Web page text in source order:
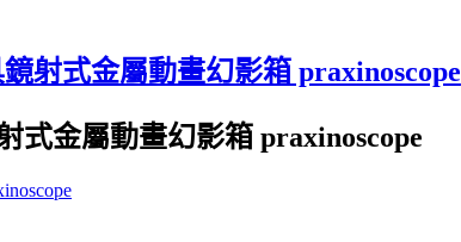
射式金屬動畫幻影箱 praxinoscope
式金屬動畫幻影箱 praxinoscope